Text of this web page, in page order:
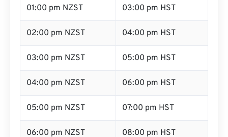
01:00 pm NZST 03:00 pm HST
02:00 pm NZST 04:00 pm HST
03:00 pm NZST 05:00 pm HST
04:00 pm NZST 06:00 pm HST
05:00 pm NZST 07:00 pm HST
06:00 pm NZST 08:00 pm HST